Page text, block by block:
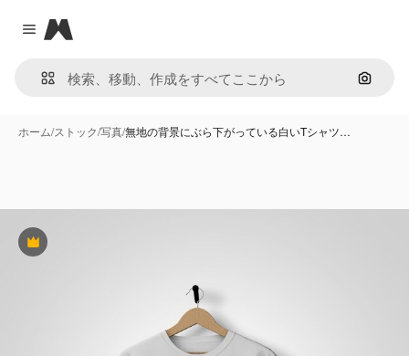
Close menu
Magnific
画像で
ホーム/ストック/写真/無地の背景にぶら下がっている白いTシャツ…
Premium